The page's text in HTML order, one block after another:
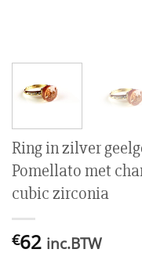
Ring in zilver
Pomellato met
cubic zirconia
€62 inc.BTW